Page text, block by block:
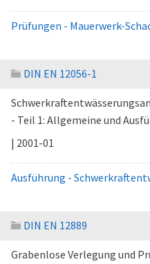
Prüfungen - Mauerwerk-
DIN EN 12056-1
- Teil 1: Allgemeine und
| 2001-01
Ausführung -
DIN EN 12889
Grabenlose Verlegung und